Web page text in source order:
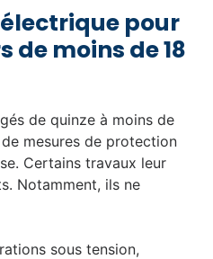
pour
de moins de 18
de quinze à moins de
mesures de protection
Certains travaux leur
Notamment, ils ne
sous tension,